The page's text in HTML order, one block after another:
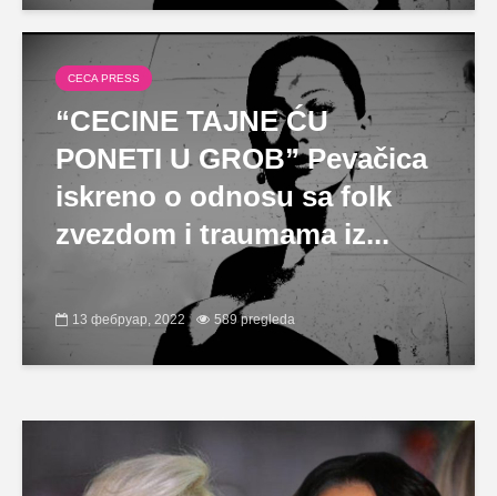
CECA PRESS
“CECINE TAJNE ĆU
PONETI U GROB” Pevačica
iskreno o odnosu sa folk
zvezdom i traumama iz...
13 фебруар, 2022 589 pregleda